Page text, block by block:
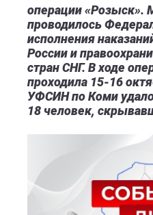
операции «Розыск».
проводилось
исполнения
России и
стран СНГ. В ходе
проходила 15-16
УФСИН по Коми
18 человек,